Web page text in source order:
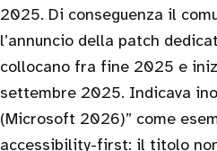
2025. Di conseguenza il
l’annuncio della patch
collocano fra fine 2025 e
settembre 2025. Indicava
(Microsoft 2026)” come
accessibility-first: il titolo